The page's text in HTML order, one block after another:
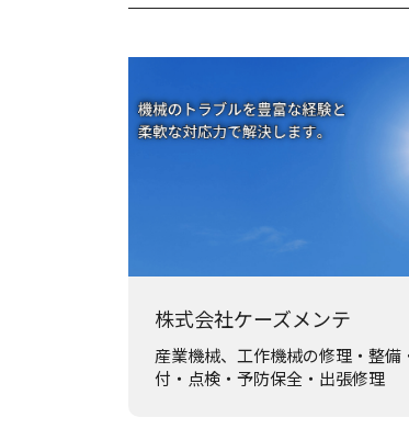
株式会社ケーズメンテ
産業機械、工作機械の修理・整備
付・点検・予防保全・出張修理